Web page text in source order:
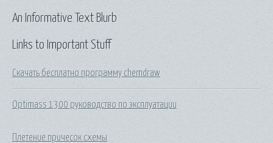
Links to Important Stuff
Скачать бесплатно программу chemdraw
Optimass 1300 руководство по эксплуатации
Плетение причесок схемы
An Informative Text Blurb